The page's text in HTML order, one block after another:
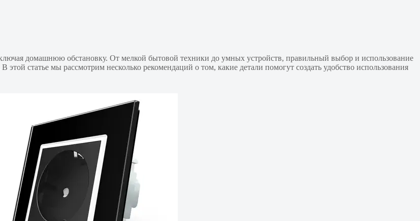
домашнюю обстановку. От мелкой бытовой техники до умных устройств, правильный выбор и использование
статье мы рассмотрим несколько рекомендаций о том, какие детали помогут создать удобство использования